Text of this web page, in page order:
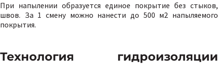
При напылении образуется единое покрытие без стыков,
швов. За 1 смену можно нанести до 500 м2 напыляемого
покрытия.
Технология гидроизоляции